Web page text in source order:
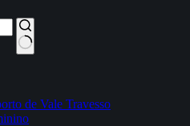
de Vale Travesso